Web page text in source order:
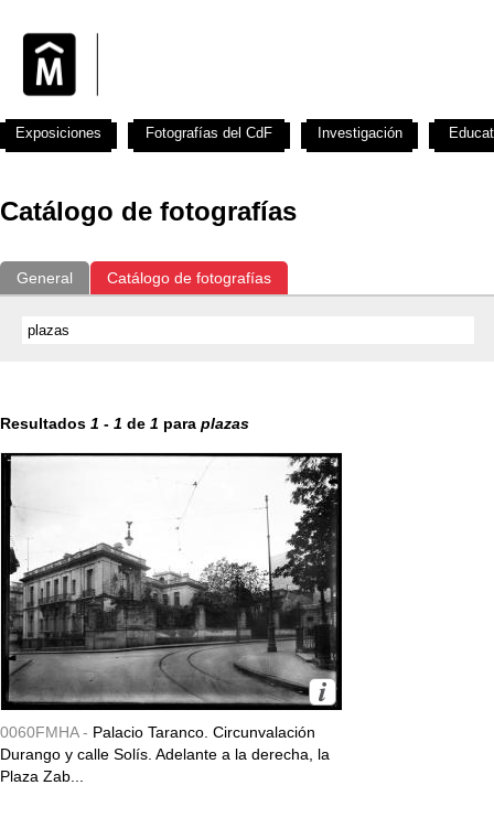
Catálogo de fotografías
General Catálogo de fotografías
Resultados 1 - 1 de 1 para plazas
0060FMHA - Palacio Taranco. Circunvalación
Durango y calle Solís. Adelante a la derecha, la
Plaza Zab...
Exposiciones Fotografías del CdF Investigación